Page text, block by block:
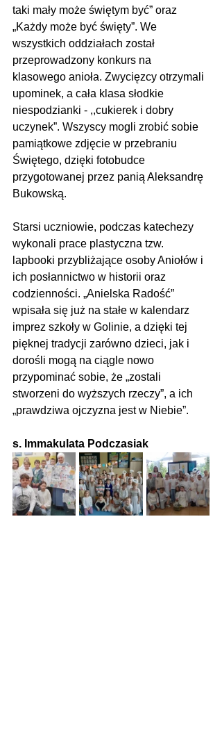
taki mały może świętym być” oraz
„Każdy może być święty”. We
wszystkich oddziałach został
przeprowadzony konkurs na
klasowego anioła. Zwycięzcy otrzymali
upominek, a cała klasa słodkie
niespodzianki - ,,cukierek i dobry
uczynek”. Wszyscy mogli zrobić sobie
pamiątkowe zdjęcie w przebraniu
Świętego, dzięki fotobudce
przygotowanej przez panią Aleksandrę
Bukowską.
Starsi uczniowie, podczas katechezy
wykonali prace plastyczna tzw.
lapbooki przybliżające osoby Aniołów i
ich posłannictwo w historii oraz
codzienności. „Anielska Radość”
wpisała się już na stałe w kalendarz
imprez szkoły w Golinie, a dzięki tej
pięknej tradycji zarówno dzieci, jak i
dorośli mogą na ciągle nowo
przypominać sobie, że „zostali
stworzeni do wyższych rzeczy”, a ich
„prawdziwa ojczyzna jest w Niebie”.
s. Immakulata Podczasiak